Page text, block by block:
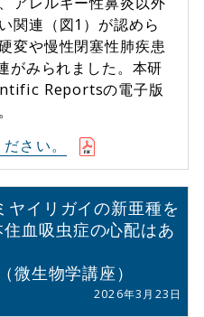
関連（図1）が認めら
変や慢性閉塞性肺疾患
がみられました。本研
Reportsの電子版
さい。
ヤイリガイの新亜種を
血吸虫症の心配はあ
微生物学講座）
2026年3月23日